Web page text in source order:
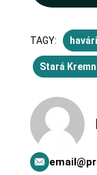
TAGY:
Stará